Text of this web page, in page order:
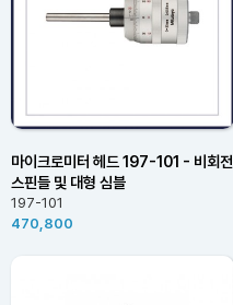
마이크로미터 헤드 197-101 - 비회전
스핀들 및 대형 심블
197-101
470,800